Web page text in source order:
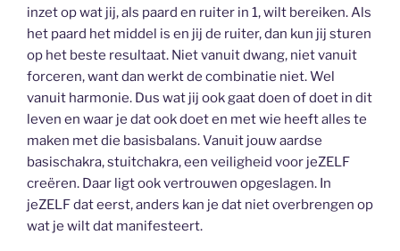
inzet op wat jij, als paard en ruiter in 1, wilt bereiken. Als
het paard het middel is en jij de ruiter, dan kun jij sturen
op het beste resultaat. Niet vanuit dwang, niet vanuit
forceren, want dan werkt de combinatie niet. Wel
vanuit harmonie. Dus wat jij ook gaat doen of doet in dit
leven en waar je dat ook doet en met wie heeft alles te
maken met die basisbalans. Vanuit jouw aardse
basischakra, stuitchakra, een veiligheid voor jeZELF
creëren. Daar ligt ook vertrouwen opgeslagen. In
jeZELF dat eerst, anders kan je dat niet overbrengen op
wat je wilt dat manifesteert.